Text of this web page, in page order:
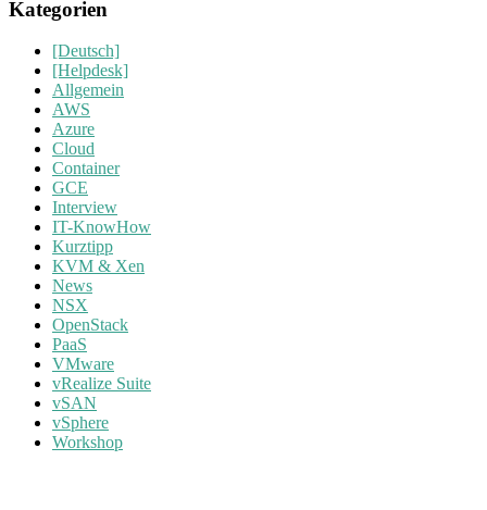
Kategorien
[Deutsch]
[Helpdesk]
Allgemein
AWS
Azure
Cloud
Container
GCE
Interview
IT-KnowHow
Kurztipp
KVM & Xen
News
NSX
OpenStack
PaaS
VMware
vRealize Suite
vSAN
vSphere
Workshop